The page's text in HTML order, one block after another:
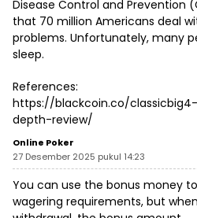
Disease Control and Prevention
that 70 million Americans deal
problems. Unfortunately, many
sleep.
References:
https://blackcoin.co/
depth-review/
Online Poker
27 Desember 2025 pukul 14:23
You can use the bonus money
wagering requirements, but